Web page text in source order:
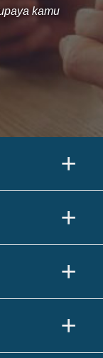
kamu